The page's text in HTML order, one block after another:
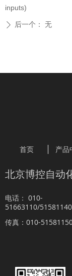
inputs)
ꄲ 后一个： 无
首页 产品
北京博控自动
电话： 010-
51663110/51581140
传真： 010-